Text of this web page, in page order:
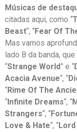
Músicas de
citadas aqui, como “
Beast“, “Fear Of
Mas vamos
lado B da banda,
“Strange World ” e “
Acacia Avenue“, “
“Rime Of The
“ Infinite Dreams“, “
Strangers“, “
Love & Hate“, “